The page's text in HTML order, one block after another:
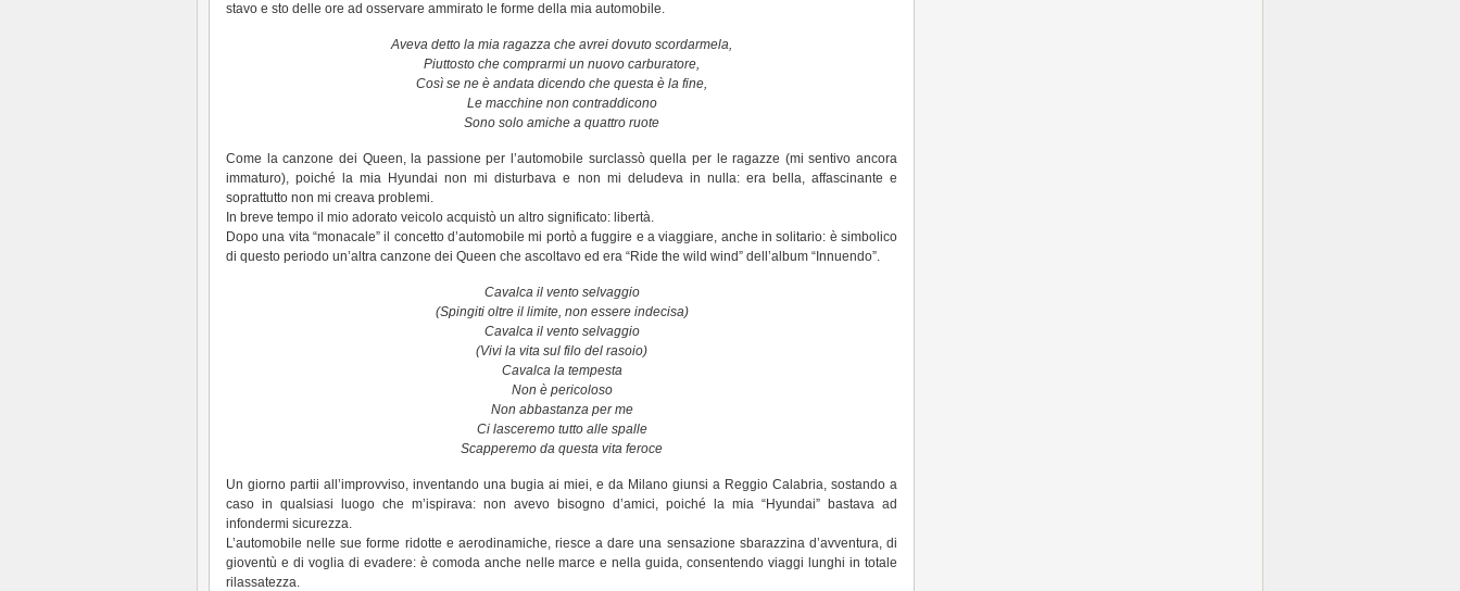
stavo e sto delle ore ad osservare ammirato le forme della mia automobile.
Aveva detto la mia ragazza che avrei dovuto scordarmela,
Piuttosto che comprarmi un nuovo carburatore,
Così se ne è andata dicendo che questa è la fine,
Le macchine non contraddicono
Sono solo amiche a quattro ruote
Come la canzone dei Queen, la passione per l’automobile surclassò quella per le ragazze (mi sentivo ancora
immaturo), poiché la mia Hyundai non mi disturbava e non mi deludeva in nulla: era bella, affascinante e
soprattutto non mi creava problemi.
In breve tempo il mio adorato veicolo acquistò un altro significato: libertà.
Dopo una vita “monacale” il concetto d’automobile mi portò a fuggire e a viaggiare, anche in solitario: è simbolico
di questo periodo un’altra canzone dei Queen che ascoltavo ed era “Ride the wild wind” dell’album “Innuendo”.
Cavalca il vento selvaggio
(Spingiti oltre il limite, non essere indecisa)
Cavalca il vento selvaggio
(Vivi la vita sul filo del rasoio)
Cavalca la tempesta
Non è pericoloso
Non abbastanza per me
Ci lasceremo tutto alle spalle
Scapperemo da questa vita feroce
Un giorno partii all’improvviso, inventando una bugia ai miei, e da Milano giunsi a Reggio Calabria, sostando a
caso in qualsiasi luogo che m’ispirava: non avevo bisogno d’amici, poiché la mia “Hyundai” bastava ad
infondermi sicurezza.
L’automobile nelle sue forme ridotte e aerodinamiche, riesce a dare una sensazione sbarazzina d’avventura, di
gioventù e di voglia di evadere: è comoda anche nelle marce e nella guida, consentendo viaggi lunghi in totale
rilassatezza.